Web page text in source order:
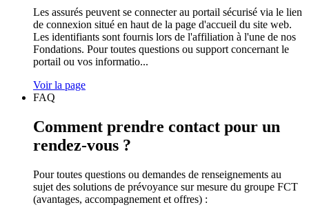
Les assurés peuvent se connecter au portail sécurisé via le lien
de connexion situé en haut de la page d'accueil du site web.
Les identifiants sont fournis lors de l'affiliation à l'une de nos
Fondations. Pour toutes questions ou support concernant le
portail ou vos informatio...
Voir la page
FAQ
Comment prendre contact pour un
rendez-vous ?
Pour toutes questions ou demandes de renseignements au
sujet des solutions de prévoyance sur mesure du groupe FCT
(avantages, accompagnement et offres) :